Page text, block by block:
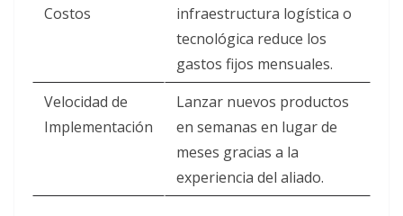
Costos
infraestructura logística o
tecnológica reduce los
gastos fijos mensuales.
Velocidad de
Implementación
Lanzar nuevos productos
en semanas en lugar de
meses gracias a la
experiencia del aliado.